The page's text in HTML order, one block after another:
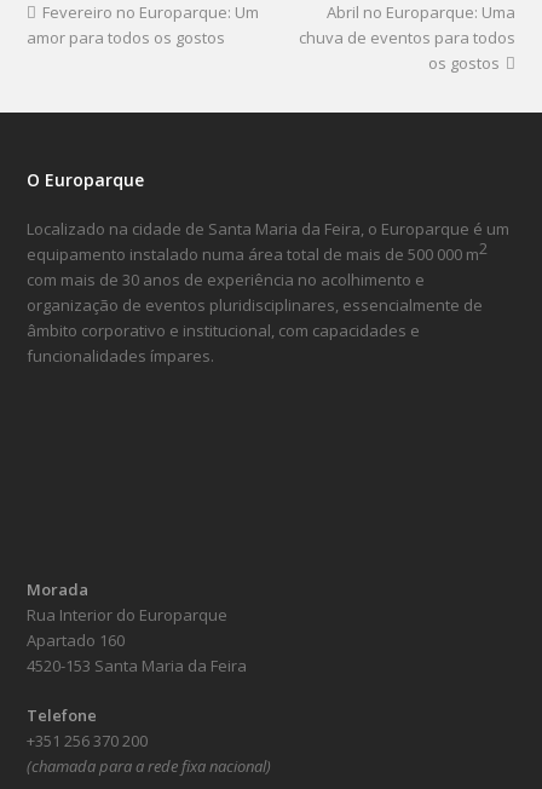
Fevereiro no Europarque: Um
amor para todos os gostos
Abril no Europarque: Uma
chuva de eventos para todos
os gostos
O Europarque
Localizado na cidade de Santa Maria da Feira, o Europarque é um
equipamento instalado numa área total de mais de 500 000 m2
com mais de 30 anos de experiência no acolhimento e
organização de eventos pluridisciplinares, essencialmente de
âmbito corporativo e institucional, com capacidades e
funcionalidades ímpares.
Morada
Rua Interior do Europarque
Apartado 160
4520-153 Santa Maria da Feira
Telefone
+351 256 370 200
(chamada para a rede fixa nacional)